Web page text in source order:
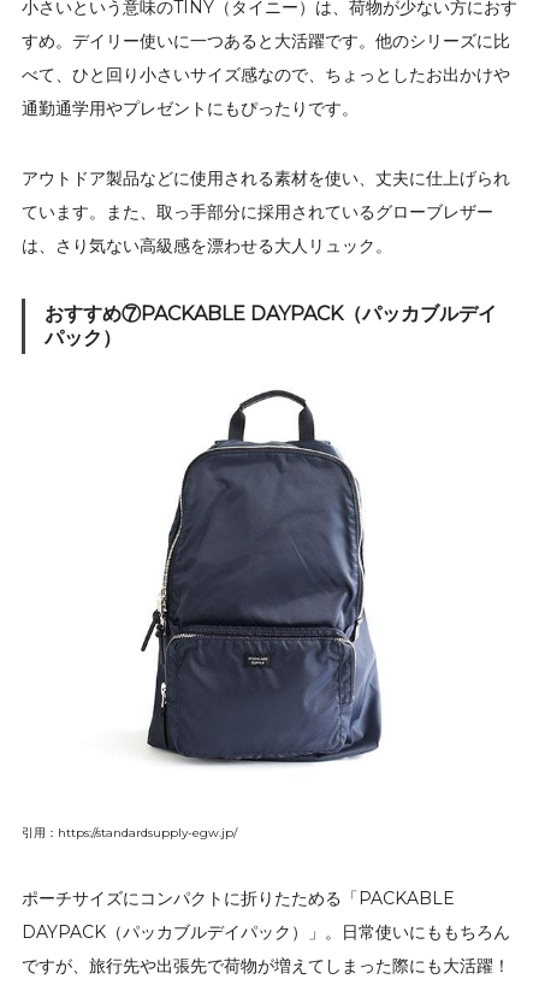
小さいという意味のTINY（タイニー）は、荷物が少ない方におす
すめ。デイリー使いに一つあると大活躍です。他のシリーズに比
べて、ひと回り小さいサイズ感なので、ちょっとしたお出かけや
通勤通学用やプレゼントにもぴったりです。
アウトドア製品などに使用される素材を使い、丈夫に仕上げられ
ています。また、取っ手部分に採用されているグローブレザー
は、さり気ない高級感を漂わせる大人リュック。
おすすめ⑦PACKABLE DAYPACK（パッカブルデイ
パック）
引用：https://standardsupply-egw.jp/
ポーチサイズにコンパクトに折りたためる「PACKABLE
DAYPACK（パッカブルデイパック）」。日常使いにももちろん
ですが、旅行先や出張先で荷物が増えてしまった際にも大活躍！